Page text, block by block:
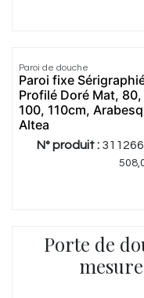
Paroi de douche
Paroi fixe
Profilé Doré Mat, 80,
100, 110cm,
Altea
N° produit : 311266
Porte de